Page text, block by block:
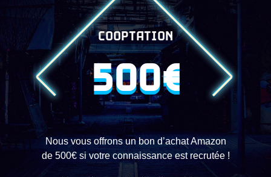
COOPTATION
500€
Nous vous offrons un bon d’achat Amazon
de 500€ si votre connaissance est recrutée !